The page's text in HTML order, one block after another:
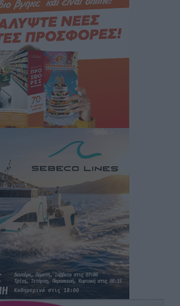
για την Ενίσχυση της
Νησιωτική Ελλάδα και στα
για την παρθενική
πλευρό του άτυχου Ιάκωβου
του Μπρένο Σαλβατιέρα
διαρκείας της νέας